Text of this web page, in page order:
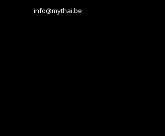
info@mythai.be